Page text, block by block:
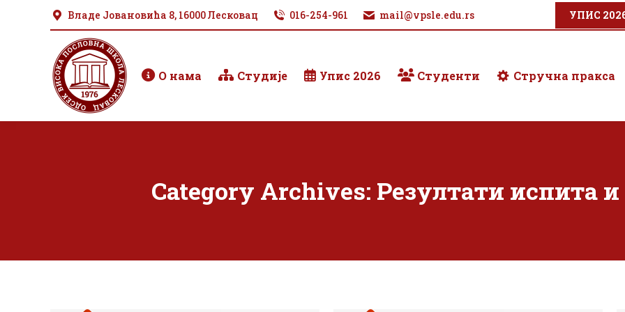
Владе Јовановића 8, 16000 Лесковац 016-254-961 mail@vpsle.edu.rs УПИС
О нама Студије Упис 2026 Студенти Стручна пракса
Category Archives: Резултати испита